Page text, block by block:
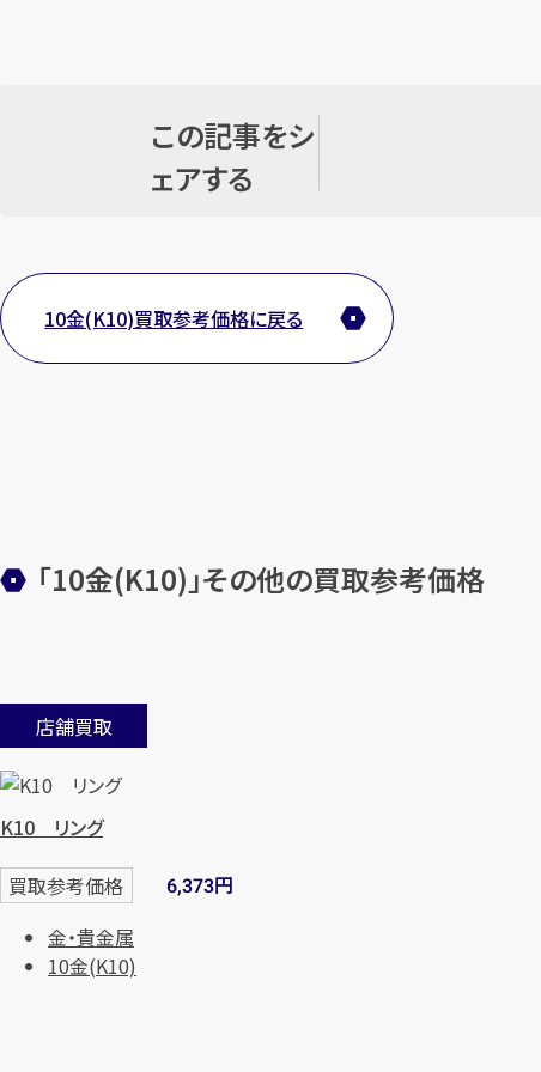
この記事をシ
ェアする
10金(K10)買取参考価格に戻る
「10金(K10)」その他の買取参考価格
店舗買取
K10 リング
買取参考価格 6,373円
金・貴金属
10金(K10)